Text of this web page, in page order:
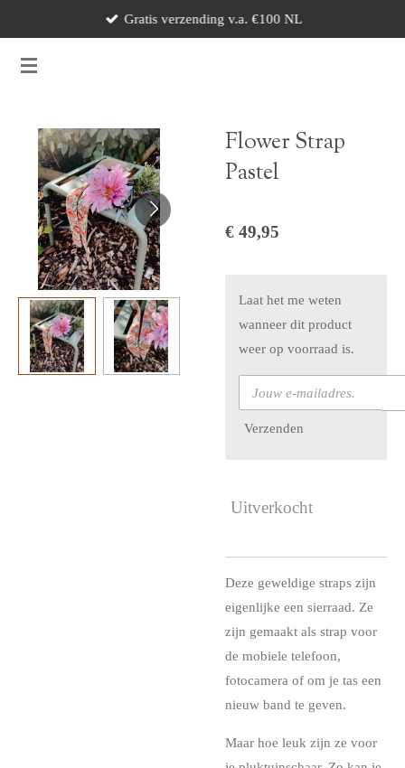
naar
Gratis verzending v.a. €100 NL
Flower Strap
Pastel
€ 49,95
Laat het me weten
wanneer dit product
weer op voorraad is.
Verzenden
Uitverkocht
Deze geweldige straps zijn
eigenlijke een sierraad. Ze
zijn gemaakt als strap voor
de mobiele telefoon,
fotocamera of om je tas een
nieuw band te geven.
Maar hoe leuk zijn ze voor